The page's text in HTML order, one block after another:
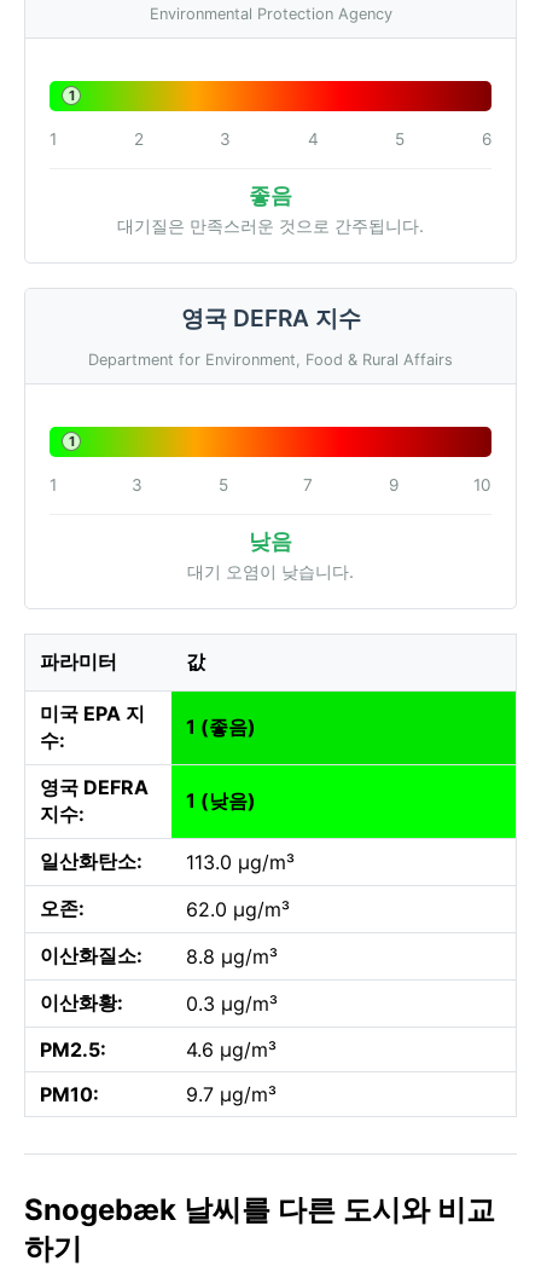
Environmental Protection Agency
1
1 2 3 4 5 6
좋음
대기질은 만족스러운 것으로 간주됩니다.
영국 DEFRA 지수
Department for Environment, Food & Rural Affairs
1
1 3 5 7 9 10
낮음
대기 오염이 낮습니다.
파라미터 값
미국 EPA 지
수:
1 (좋음)
영국 DEFRA
지수:
1 (낮음)
일산화탄소:
113.0 µg/m³
오존:
62.0 µg/m³
이산화질소:
8.8 µg/m³
이산화황:
0.3 µg/m³
PM2.5:
4.6 µg/m³
PM10:
9.7 µg/m³
Snogebæk 날씨를 다른 도시와 비교
하기